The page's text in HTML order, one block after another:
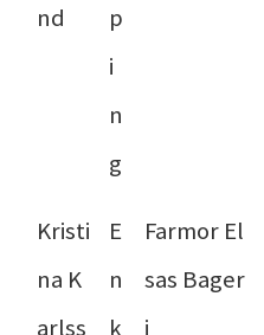
nd
p
i
n
g
Kristi
na K
arlss
E
n
k
Farmor El
sas Bager
i